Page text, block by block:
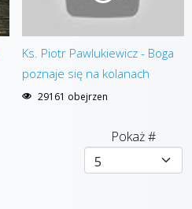
Ks. Piotr Pawlukiewicz - Boga
poznaje się na kolanach
29161 obejrzen
Pokaż #